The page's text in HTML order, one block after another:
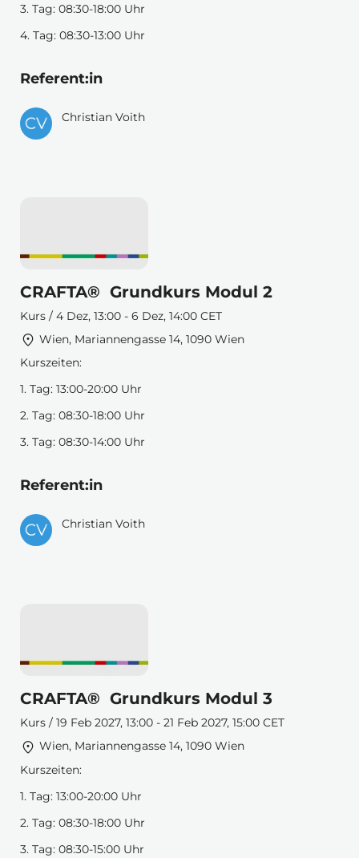
3. Tag: 08:30-18:00 Uhr
4. Tag: 08:30-13:00 Uhr
Referent:in
Christian Voith
CRAFTA® Grundkurs Modul 2
Kurs / 4 Dez, 13:00 - 6 Dez, 14:00 CET
Wien, Mariannengasse 14, 1090 Wien
Kurszeiten:
1. Tag: 13:00-20:00 Uhr
2. Tag: 08:30-18:00 Uhr
3. Tag: 08:30-14:00 Uhr
Referent:in
Christian Voith
CRAFTA® Grundkurs Modul 3
Kurs / 19 Feb 2027, 13:00 - 21 Feb 2027, 15:00 CET
Wien, Mariannengasse 14, 1090 Wien
Kurszeiten:
1. Tag: 13:00-20:00 Uhr
2. Tag: 08:30-18:00 Uhr
3. Tag: 08:30-15:00 Uhr